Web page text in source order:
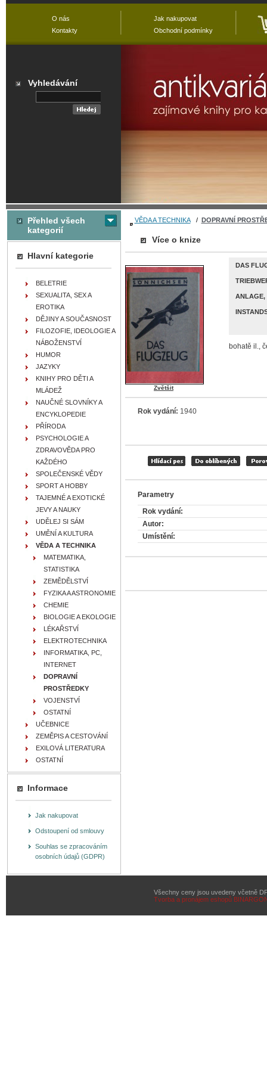
VĚDA A TECHNIKA/ DOPRAVNÍ
Více o knize
Zvětšit
DAS
ANLAGE,
bohatě il.,
Rok vydání: 1940
Parametry
Rok vydání:
Autor:
Umístění:
Přehled všech
kategorií
Hlavní kategorie
BELETRIE
SEXUALITA, SEX A
EROTIKA
DĚJINY A SOUČASNOST
FILOZOFIE, IDEOLOGIE A
NÁBOŽENSTVÍ
HUMOR
JAZYKY
KNIHY PRO DĚTI A
MLÁDEŽ
NAUČNÉ SLOVNÍKY A
ENCYKLOPEDIE
PŘÍRODA
PSYCHOLOGIE A
ZDRAVOVĚDA PRO
KAŽDÉHO
SPOLEČENSKÉ VĚDY
SPORT A HOBBY
TAJEMNÉ A EXOTICKÉ
JEVY A NAUKY
UDĚLEJ SI SÁM
UMĚNÍ A KULTURA
VĚDA A TECHNIKA
MATEMATIKA,
STATISTIKA
ZEMĚDĚLSTVÍ
FYZIKA A ASTRONOMIE
CHEMIE
BIOLOGIE A EKOLOGIE
LÉKAŘSTVÍ
ELEKTROTECHNIKA
INFORMATIKA, PC,
INTERNET
DOPRAVNÍ
PROSTŘEDKY
VOJENSTVÍ
OSTATNÍ
UČEBNICE
ZEMĚPIS A CESTOVÁNÍ
EXILOVÁ LITERATURA
OSTATNÍ
Informace
Jak nakupovat
Odstoupení od smlouvy
Souhlas se zpracováním
osobních údajů (GDPR)
Všechny ceny jsou uvedeny včetně
Tvorba a pronájem eshopů
O nás
Kontakty
Jak nakupovat
Obchodní podmínky
Vyhledávání